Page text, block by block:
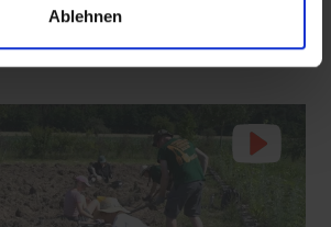
Ablehnen
2:56